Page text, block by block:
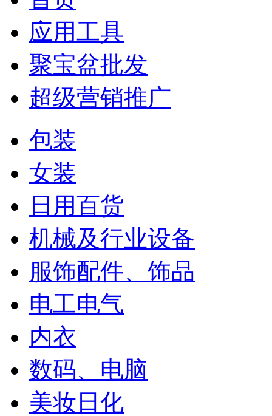
应用工具
聚宝盆批发
超级营销推广
包装
女装
日用百货
机械及行业设备
服饰配件、饰品
电工电气
内衣
数码、电脑
美妆日化